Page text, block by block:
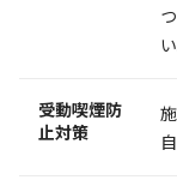
い
受動喫煙防
止対策